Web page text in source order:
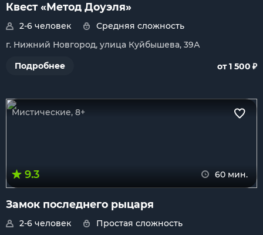
Квест «Метод Доуэля»
2-6 человек
Средняя сложность
г. Нижний Новгород, улица Куйбышева, 39А
Подробнее
от 1 500 ₽
Мистические, 8+
9.3 60 мин.
Замок последнего рыцаря
2-6 человек
Простая сложность